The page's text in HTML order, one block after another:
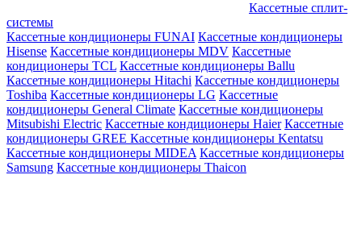
Кассетные сплит-
системы
Кассетные кондиционеры FUNAI Кассетные кондиционеры
Hisense Кассетные кондиционеры MDV Кассетные
кондиционеры TCL Кассетные кондиционеры Ballu
Кассетные кондиционеры Hitachi Кассетные кондиционеры
Toshiba Кассетные кондиционеры LG Кассетные
кондиционеры General Climate Кассетные кондиционеры
Mitsubishi Electric Кассетные кондиционеры Haier Кассетные
кондиционеры GREE Кассетные кондиционеры Kentatsu
Кассетные кондиционеры MIDEA Кассетные кондиционеры
Samsung Кассетные кондиционеры Thaicon